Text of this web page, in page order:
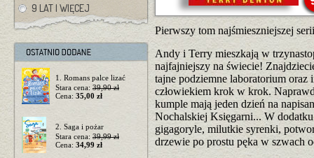
9 LAT I WIĘCEJ
1. Romans palce lizać
Stara cena: 39,90 zł
Cena: 35,00 zł
2. Saga i pożar
Stara cena: 39,99 zł
Cena: 34,99 zł
Pierwszy tom najśmieszniejszej
Andy i Terry mieszkają w
najfajniejszy na świecie!
tajne podziemne laboratorium
człowiekiem krok w krok.
kumple mają jeden dzień na
Nochalskiej Księgarni... W
gigagoryle, milutkie syrenki,
drzewie po prostu pęka w szwach